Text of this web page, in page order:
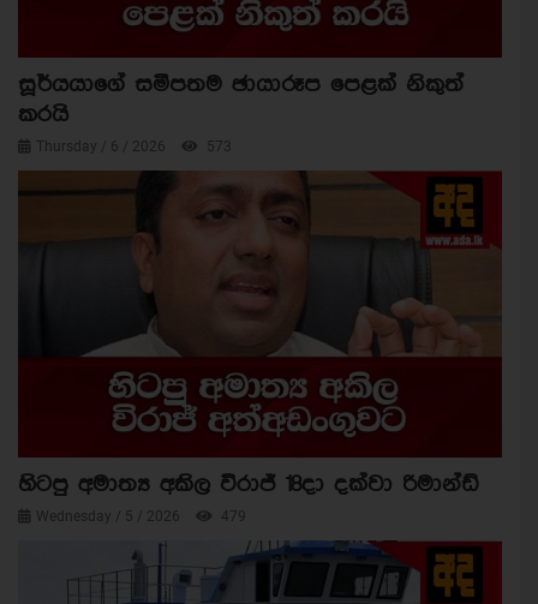
සූර්යයාගේ සමීපතම ඡායාරූප පෙළක් නිකුත්
කරයි
Thursday / 6 / 2026 573
හිටපු අමාත්‍ය අකිල විරාජ් 18දා දක්වා රිමාන්ඩ්
Wednesday / 5 / 2026 479